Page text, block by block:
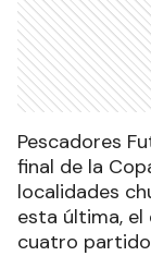
Pescadores
final de la
localidades
esta última,
cuatro